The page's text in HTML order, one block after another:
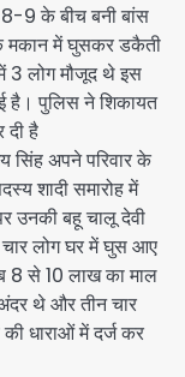
9 के बीच बनी बांस
मकान में घुसकर डकैती
3 लोग मौजूद थे इस
है। पुलिस ने शिकायत
है
सिंह अपने परिवार के
शादी समारोह में
उनकी बहू चालू देवी
लोग घर में घुस आए
8 से 10 लाख का माल
थे और तीन चार
धाराओं में दर्ज कर